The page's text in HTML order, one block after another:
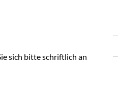
sich bitte schriftlich an